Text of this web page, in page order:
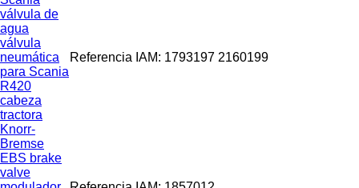
válvula de
agua
válvula
neumática
para Scania
R420
cabeza
tractora
Referencia IAM: 1793197 2160199
Knorr-
Bremse
EBS brake
valve